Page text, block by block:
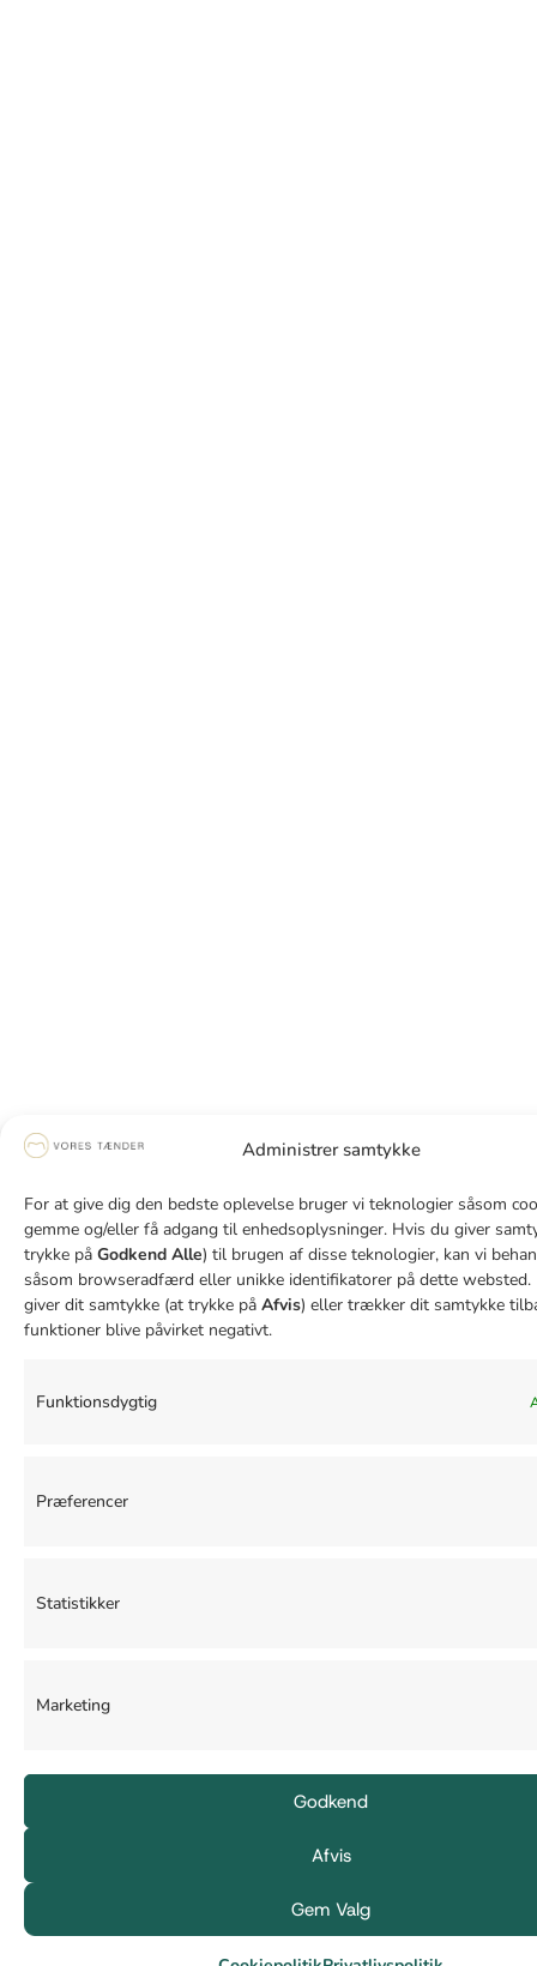
Administrer samtykke
For at give dig den bedste oplevelse bruger vi teknologier såsom
gemme og/eller få adgang til enhedsoplysninger. Hvis du giver
trykke på Godkend Alle) til brugen af disse teknologier, kan vi
såsom browseradfærd eller unikke identifikatorer på dette websted.
giver dit samtykke (at trykke på Afvis) eller trækker dit samtykke
funktioner blive påvirket negativt.
Funktionsdygtig
Præferencer
Statistikker
Marketing
Godkend
Afvis
Gem Valg